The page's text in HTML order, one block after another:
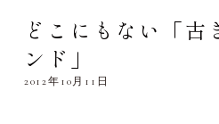
どこにもない「古
ンド」
2012年10月11日